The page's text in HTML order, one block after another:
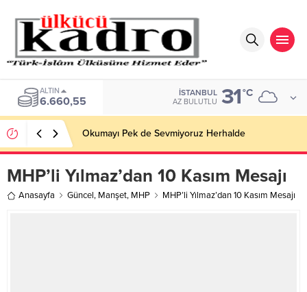
ALTIN
6.660,55
İSTANBUL
AZ BULUTLU 31°C
Okumayı Pek de Sevmiyoruz Herhalde
MHP’li Yılmaz’dan 10 Kasım Mesajı
Anasayfa Güncel, Manşet, MHP MHP’li Yılmaz’dan 10 Kasım Mesajı